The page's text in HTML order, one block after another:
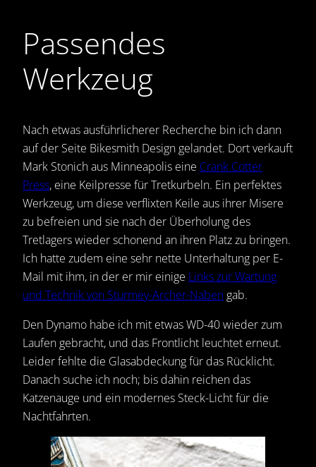
Passendes
Werkzeug
Nach etwas ausführlicherer Recherche bin ich dann
auf der Seite Bikesmith Design gelandet. Dort verkauft
Mark Stonich aus Minneapolis eine Crank Cotter
Press, eine Keilpresse für Tretkurbeln. Ein perfektes
Werkzeug, um diese verflixten Keile aus ihrer Misere
zu befreien und sie nach der Überholung des
Tretlagers wieder schonend an ihren Platz zu bringen.
Ich hatte zudem eine sehr nette Unterhaltung per E-
Mail mit ihm, in der er mir einige Links zur Wartung
und Technik von Sturmey-Archer-Naben gab.
Den Dynamo habe ich mit etwas WD-40 wieder zum
Laufen gebracht, und das Frontlicht leuchtet erneut.
Leider fehlte die Glasabdeckung für das Rücklicht.
Danach suche ich noch; bis dahin reichen das
Katzenauge und ein modernes Steck-Licht für die
Nachtfahrten.